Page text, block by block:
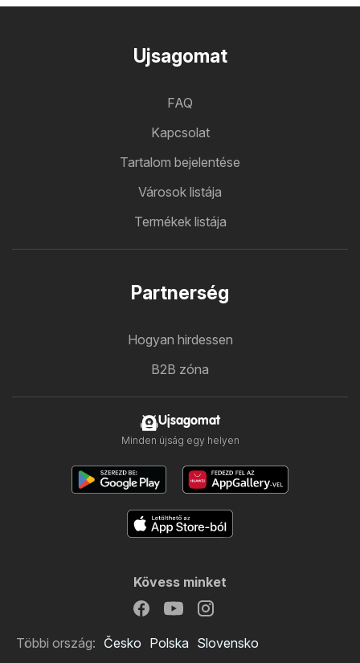
Ujsagomat
FAQ
Kapcsolat
Tartalom bejelentése
Városok listája
Termékek listája
Partnerség
Hogyan hirdessen
B2B zóna
Ujsagomat
Minden újság egy helyen
Kövess minket
Többi ország: Česko Polska Slovensko